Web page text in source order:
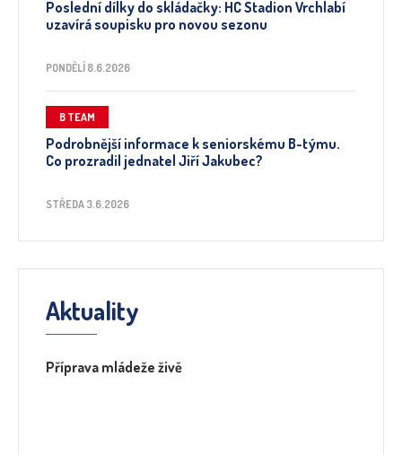
Poslední dílky do skládačky: HC Stadion Vrchlabí
uzavírá soupisku pro novou sezonu
PONDĚLÍ 8.6.2026
B TEAM
Podrobnější informace k seniorskému B-týmu.
Co prozradil jednatel Jiří Jakubec?
STŘEDA 3.6.2026
Aktuality
Příprava mládeže živě